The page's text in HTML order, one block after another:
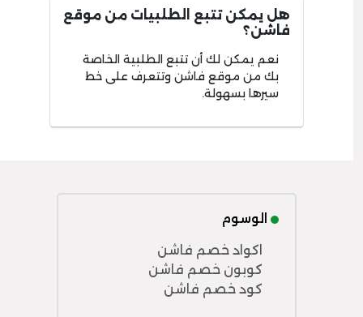
هل يمكن تتبع الطلبيات من موقع
فاشن؟
نعم يمكن لك أن تتبع الطلبية الخاصة
بك من موقع فاشن وتتعرف على خط
سيرها بسهولة.
الوسوم
اكواد خصم فاشن
كوبون خصم فاشن
كود خصم فاشن